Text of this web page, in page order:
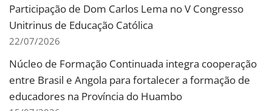
Participação de Dom Carlos Lema no V Congresso
Unitrinus de Educação Católica
22/07/2026
Núcleo de Formação Continuada integra cooperação
entre Brasil e Angola para fortalecer a formação de
educadores na Província do Huambo